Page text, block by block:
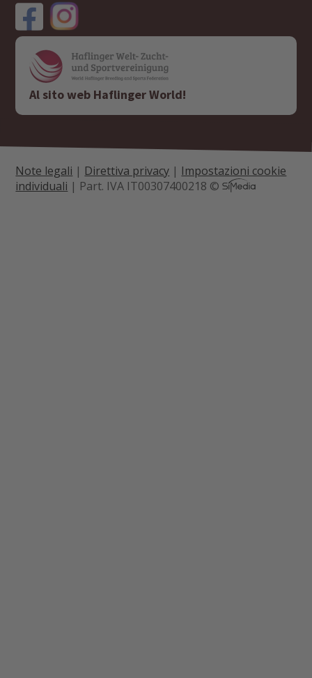
Al sito web Haflinger World!
Note legali | Direttiva privacy | Impostazioni cookie
individuali | Part. IVA IT00307400218 ©